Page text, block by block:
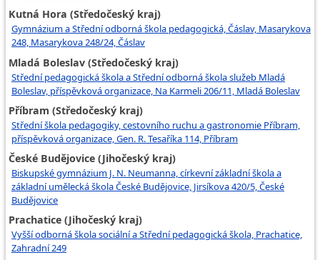
Kutná Hora (Středočeský kraj)
Gymnázium a Střední odborná škola pedagogická, Čáslav, Masarykova
248, Masarykova 248/24, Čáslav
Mladá Boleslav (Středočeský kraj)
Střední pedagogická škola a Střední odborná škola služeb Mladá
Boleslav, příspěvková organizace, Na Karmeli 206/11, Mladá Boleslav
Příbram (Středočeský kraj)
Střední škola pedagogiky, cestovního ruchu a gastronomie Příbram,
příspěvková organizace, Gen. R. Tesaříka 114, Příbram
České Budějovice (Jihočeský kraj)
Biskupské gymnázium J. N. Neumanna, církevní základní škola a
základní umělecká škola České Budějovice, Jirsíkova 420/5, České
Budějovice
Prachatice (Jihočeský kraj)
Vyšší odborná škola sociální a Střední pedagogická škola, Prachatice,
Zahradní 249